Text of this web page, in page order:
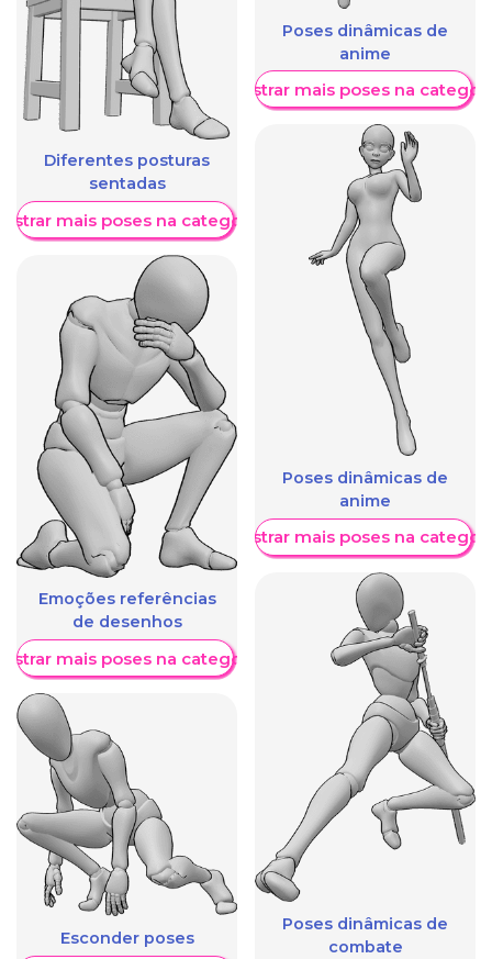
Diferentes posturas
sentadas
mais poses na categoria
Emoções referências
de desenhos
mais poses na categoria
Esconder poses
Poses dinâmicas de
anime
Mostrar mais poses na
Poses dinâmicas de
anime
Mostrar mais poses na
Poses dinâmicas de
combate